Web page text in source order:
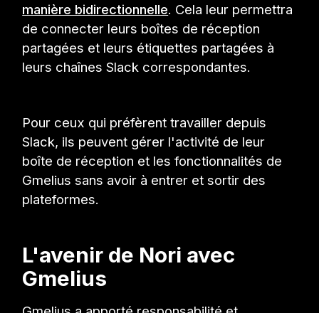
manière bidirectionnelle. Cela leur permettra
de connecter leurs boîtes de réception
partagées et leurs étiquettes partagées à
leurs chaînes Slack correspondantes.
Pour ceux qui préfèrent travailler depuis
Slack, ils peuvent gérer l'activité de leur
boîte de réception et les fonctionnalités de
Gmelius sans avoir à entrer et sortir des
plateformes.
L'avenir de Nori avec
Gmelius